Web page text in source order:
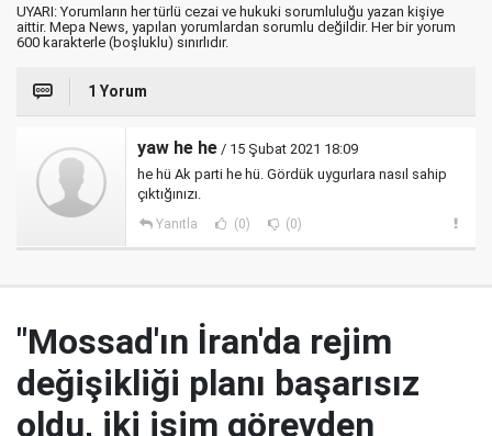
UYARI: Yorumların her türlü cezai ve hukuki sorumluluğu yazan kişiye
aittir. Mepa News, yapılan yorumlardan sorumlu değildir. Her bir yorum
600 karakterle (boşluklu) sınırlıdır.
1 Yorum
yaw he he / 15 Şubat 2021 18:09
he hü Ak parti he hü. Gördük uygurlara nasıl sahip
çıktığınızı.
Yanıtla (0) (0)
"Mossad'ın İran'da rejim
değişikliği planı başarısız
oldu, iki isim görevden